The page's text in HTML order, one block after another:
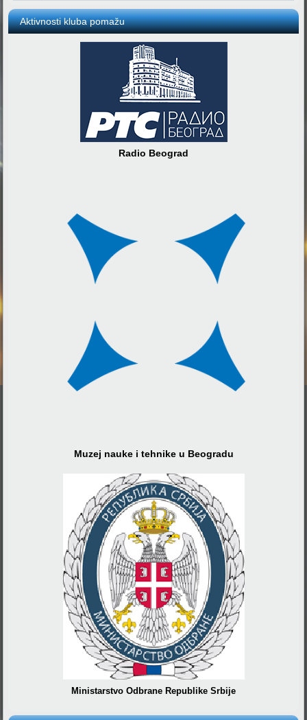
Aktivnosti kluba pomažu
Radio Beograd
Muzej nauke i tehnike u Beogradu
Ministarstvo Odbrane Republike Srbije